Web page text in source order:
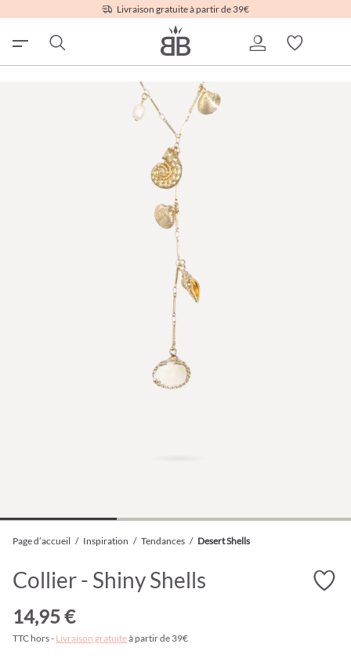
Livraison gratuite à partir de 39€
Page d’accueil / Inspiration / Tendances / Desert Shells
Collier - Shiny Shells
14,95 €
TTC hors - Livraison gratuiteà partir de 39€